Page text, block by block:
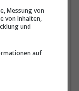
Süd
Messung von
von Inhalten,
und
auf